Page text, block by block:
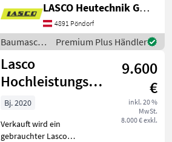
in einem technisch sehr
gutem Zustand und hat nur
optisc
LASCO Heutechnik GmbH
4891 Pöndorf
Baumaschinen
/ Lasco
Premium Plus Händler
Lasco
Hochleistungsventilator
LSE-B, 7,5 kW
mit FU
9.600
€
inkl. 20 %
MwSt.
8.000 € exkl.
Bj. 2020
Verkauft wird ein
gebrauchter Lasco